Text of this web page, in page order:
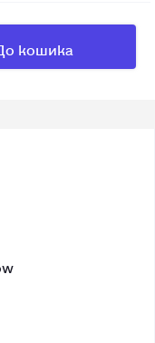
кошика